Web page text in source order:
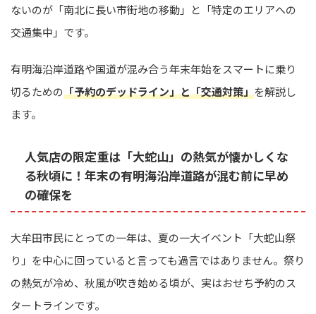
ないのが「南北に長い市街地の移動」と「特定のエリアへの
交通集中」です。
有明海沿岸道路や国道が混み合う年末年始をスマートに乗り
切るための「予約のデッドライン」と「交通対策」を解説し
ます。
人気店の限定重は「大蛇山」の熱気が懐かしくな
る秋頃に！年末の有明海沿岸道路が混む前に早め
の確保を
大牟田市民にとっての一年は、夏の一大イベント「大蛇山祭
り」を中心に回っていると言っても過言ではありません。祭り
の熱気が冷め、秋風が吹き始める頃が、実はおせち予約のス
タートラインです。